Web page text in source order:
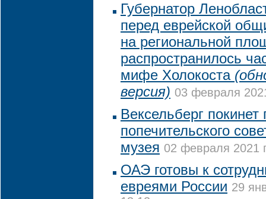
Губернатор
перед еврейской
на региональной
распространилось
мифе Холокоста
версия) 03 февраля
Вексельберг покинет
попечительского
музея 02 февраля 2021
ОАЭ готовы к
евреями России 29